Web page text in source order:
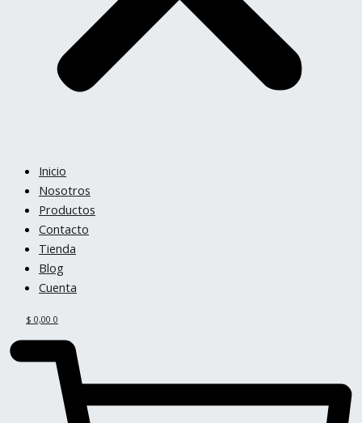
Inicio
Nosotros
Productos
Contacto
Tienda
Blog
Cuenta
$ 0,00 0